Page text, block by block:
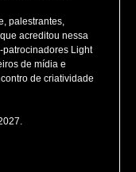
palestrantes,
acreditou nessa
Light
de mídia e
de criatividade